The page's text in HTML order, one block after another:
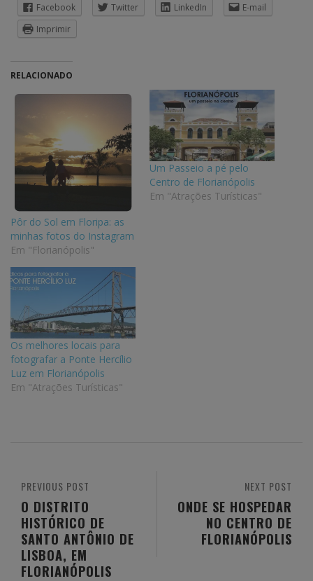
Facebook
Twitter LinkedIn
E-mail
Imprimir
RELACIONADO
Pôr do Sol em Floripa: as
minhas fotos do Instagram
Em "Florianópolis"
Um Passeio a pé pelo
Centro de Florianópolis
Em "Atrações Turísticas"
Os melhores locais para
fotografar a Ponte Hercílio
Luz em Florianópolis
Em "Atrações Turísticas"
NEXT POST
ONDE SE HOSPEDAR
NO CENTRO DE
FLORIANÓPOLIS
PREVIOUS POST
O DISTRITO
HISTÓRICO DE
SANTO ANTÔNIO DE
LISBOA, EM
FLORIANÓPOLIS